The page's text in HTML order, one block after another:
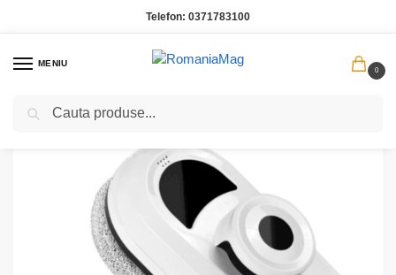
Telefon: 0371783100
MENIU
0
Prima pagină / Gadgeturi si electronice